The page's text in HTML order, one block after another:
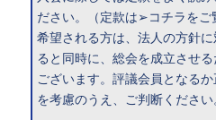
ださい。（定款は➢コチラをご
希望される方は、法人の方針
ると同時に、総会を成立させ
ございます。評議会員となる
を考慮のうえ、ご判断ください